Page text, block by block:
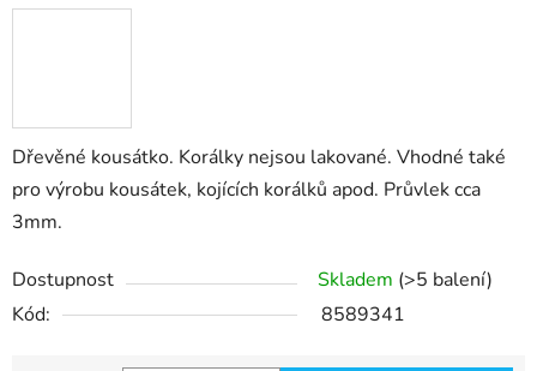
Dřevěné kousátko. Korálky nejsou lakované. Vhodné také
pro výrobu kousátek, kojících korálků apod. Průvlek cca
3mm.
Dostupnost Skladem (>5 balení)
Kód:
8589341